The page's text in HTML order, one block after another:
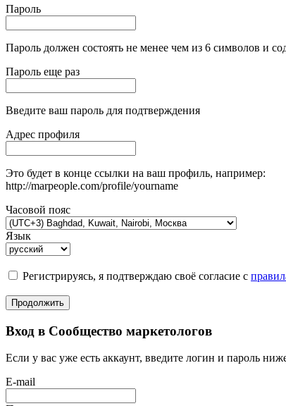
Пароль
Пароль должен состоять не менее чем из 6 символов и
Пароль еще раз
Введите ваш пароль для подтверждения
Адрес профиля
Это будет в конце ссылки на ваш профиль, например:
http://marpeople.com/profile/yourname
Часовой пояс
Язык
Регистрируясь, я подтверждаю своё согласие с
Продолжить
Вход в Сообщество маркетологов
Если у вас уже есть аккаунт, введите логин и пароль
E-mail